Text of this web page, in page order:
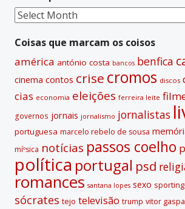
t
i
v
Coisas
Coisas que marcam os coisos
américa antónio costa bancos benfica
cinema contos crise cromos discos
cias economia eleições ferreira leite
governos jornais jornalismo jornalistas
portuguesa marcelo rebelo de sousa
míºsica notí­cias passos coelho
polí­tica portugal psd
romances santana lopes sexo sporting
sócrates tejo televisão trump vitor